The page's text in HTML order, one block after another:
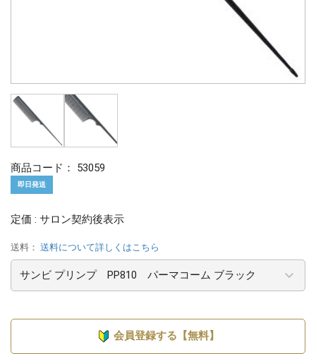
商品コード： 53059
即日発送
定価 : サロン契約後表示
送料： 送料について詳しくはこちら
会員登録する【無料】